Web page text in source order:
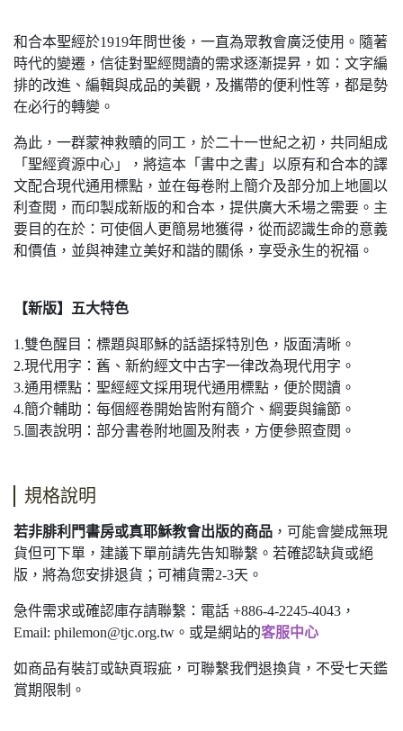
和合本聖經於1919年問世後，一直為眾教會廣泛使用。隨著
時代的變遷，信徒對聖經閱讀的需求逐漸提昇，如：文字編
排的改進、編輯與成品的美觀，及攜帶的便利性等，都是勢
在必行的轉變。
為此，一群蒙神救贖的同工，於二十一世紀之初，共同組成
「聖經資源中心」，將這本「書中之書」以原有和合本的譯
文配合現代通用標點，並在每卷附上簡介及部分加上地圖以
利查閱，而印製成新版的和合本，提供廣大禾場之需要。主
要目的在於：可使個人更簡易地獲得，從而認識生命的意義
和價值，並與神建立美好和諧的關係，享受永生的祝福。
【新版】五大特色
1.雙色醒目：標題與耶穌的話語採特別色，版面清晰。
2.現代用字：舊、新約經文中古字一律改為現代用字。
3.通用標點：聖經經文採用現代通用標點，便於閱讀。
4.簡介輔助：每個經卷開始皆附有簡介、綱要與鑰節。
5.圖表說明：部分書卷附地圖及附表，方便參照查閱。
規格說明
若非腓利門書房或真耶穌教會出版的商品 ，可能會變成無現
貨但可下單，建議下單前請先告知聯繫。若確認缺貨或絕
版，將為您安排退貨；可補貨需2-3天。
急件需求或確認庫存請聯繫：電話 +886-4-2245-4043，
Email: philemon@tjc.org.tw 。或是網站的客服中心
如商品有裝訂或缺頁瑕疵，可聯繫我們退換貨，不受七天鑑
賞期限制。